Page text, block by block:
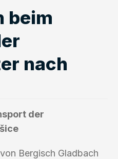
beim
nach
der
Bergisch Gladbach